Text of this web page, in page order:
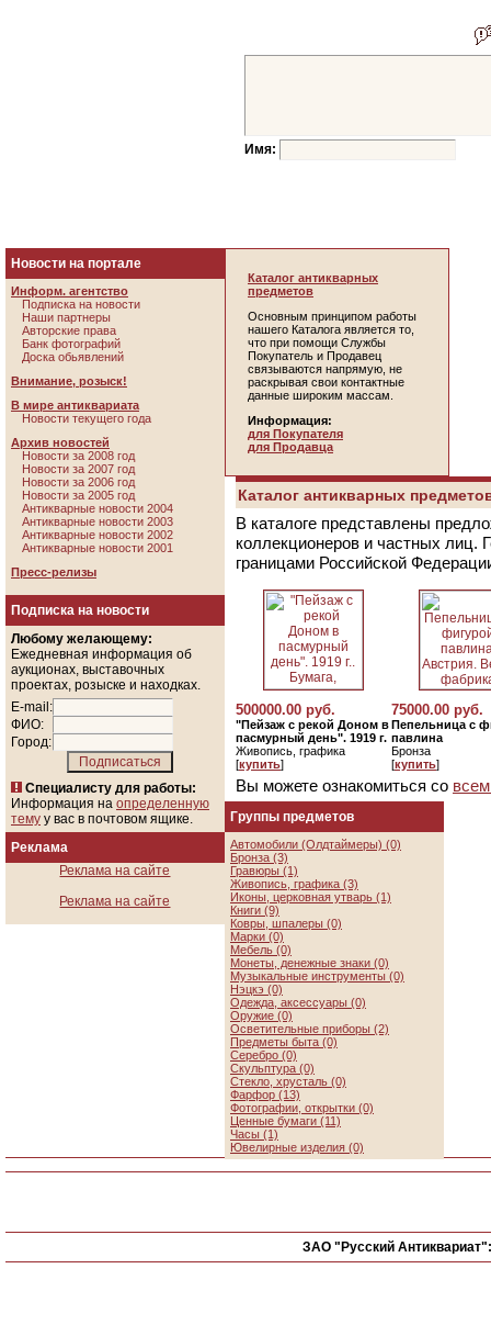
Имя:
Новости на портале
Информ. агентство
Подписка на новости
Наши партнеры
Авторские права
Банк фотографий
Доска обьявлений
Внимание, розыск!
В мире антиквариата
Новости текущего года
Архив новостей
Новости за 2008 год
Новости за 2007 год
Новости за 2006 год
Новости за 2005 год
Антикварные новости 2004
Антикварные новости 2003
Антикварные новости 2002
Антикварные новости 2001
Пресс-релизы
Подписка на новости
Любому желающему:
Ежедневная информация об
аукционах, выставочных
проектах, розыске и находках.
E-mail:
ФИО:
Город:
Специалисту для работы:
Информация на определенную
тему у вас в почтовом ящике.
Реклама
Реклама на сайте
Реклама на сайте
Каталог антикварных
предметов
Основным принципом работы
нашего Каталога является то,
что при помощи Службы
Покупатель и Продавец
связываются напрямую, не
раскрывая свои контактные
данные широким массам.
Информация:
для Покупателя
для Продавца
Каталог антикварных
В каталоге представлены
коллекционеров и частных лиц.
границами Российской
500000.00 руб.
"Пейзаж с рекой Доном в
пасмурный день". 1919 г.
Живопись, графика
[купить]
75000.00 руб.
Пепельница с
павлина
Бронза
[купить]
Вы можете ознакомиться со
Группы предметов
Автомобили (Олдтаймеры) (0)
Бронза (3)
Гравюры (1)
Живопись, графика (3)
Иконы, церковная утварь (1)
Книги (9)
Ковры, шпалеры (0)
Марки (0)
Мебель (0)
Монеты, денежные знаки (0)
Музыкальные инструменты (0)
Нэцкэ (0)
Одежда, аксессуары (0)
Оружие (0)
Осветительные приборы (2)
Предметы быта (0)
Серебро (0)
Скульптура (0)
Стекло, хрусталь (0)
Фарфор (13)
Фотографии, открытки (0)
Ценные бумаги (11)
Часы (1)
Ювелирные изделия (0)
ЗАО "Русский Антиквариат":